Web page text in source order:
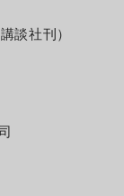
談社刊）